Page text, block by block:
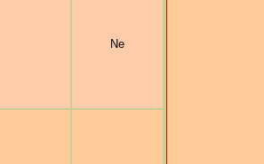
Ne